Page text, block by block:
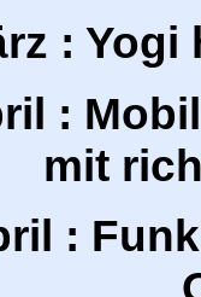
: Yogi
:
mit
: